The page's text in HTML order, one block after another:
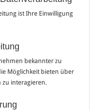
ist Ihre Einwilligung
bekannter zu
Möglichkeit bieten über
zu interagieren.